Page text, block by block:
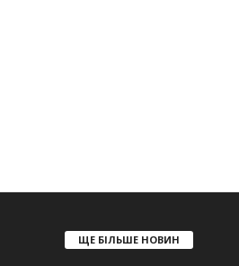
ЩЕ БІЛЬШЕ НОВИН